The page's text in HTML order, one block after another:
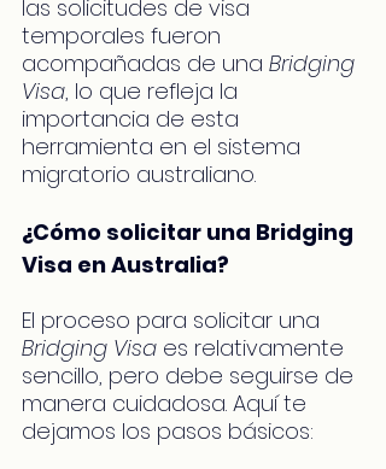
las solicitudes de visa
temporales fueron
acompañadas de una Bridging
Visa, lo que refleja la
importancia de esta
herramienta en el sistema
migratorio australiano.
¿Cómo solicitar una Bridging
Visa en Australia?
El proceso para solicitar una
Bridging Visa es relativamente
sencillo, pero debe seguirse de
manera cuidadosa. Aquí te
dejamos los pasos básicos: